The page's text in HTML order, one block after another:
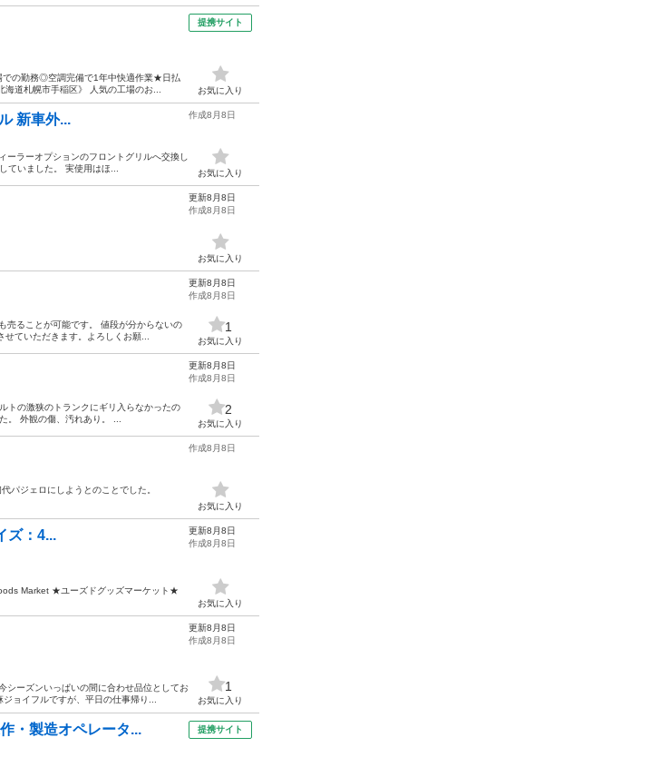
での勤務◎空調完備で1年中快適作業★日払
道札幌市手稲区》 人気の工場のお...
提携サイト
お気に入り
新車外...
ラーオプションのフロントグリルへ交換し
ていました。 実使用はほ...
作成8月8日
お気に入り
更新8月8日
作成8月8日
お気に入り
売ることが可能です。 値段が分からないの
ていただきます。よろしくお願...
更新8月8日
作成8月8日
1
お気に入り
トの激狭のトランクにギリ入らなかったの
。 外観の傷、汚れあり。 ...
更新8月8日
作成8月8日
2
お気に入り
パジェロにしようとのことでした。
作成8月8日
お気に入り
ズ：4...
Market ★ユーズドグッズマーケット★
更新8月8日
作成8月8日
お気に入り
シーズンいっぱいの間に合わせ品位としてお
ョイフルですが、平日の仕事帰り...
更新8月8日
作成8月8日
1
お気に入り
・製造オペレータ... 提携サイト